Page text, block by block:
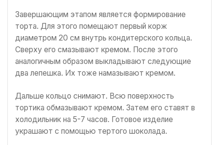
Завершающим этапом является формирование
торта. Для этого помещают первый корж
диаметром 20 см внутрь кондитерского кольца.
Сверху его смазывают кремом. После этого
аналогичным образом выкладывают следующие
два лепешка. Их тоже намазывают кремом.
Дальше кольцо снимают. Всю поверхность
тортика обмазывают кремом. Затем его ставят в
холодильник на 5-7 часов. Готовое изделие
украшают с помощью тертого шоколада.